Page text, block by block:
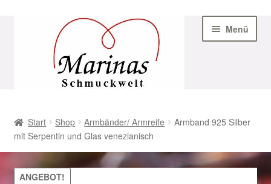
Navigation
Menü
AGB
Beispiel-Seite
Start Shop Armbänder/ Armreife
Armband 925 Silber
mit Serpentin und Glas venezianisch
ANGEBOT!